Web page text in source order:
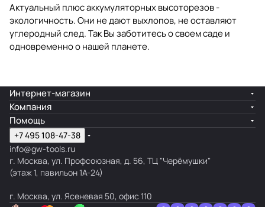
Актуальный плюс аккумуляторных высоторезов -
экологичность. Они не дают выхлопов, не оставляют
углеродный след. Так Вы заботитесь о своем саде и
одновременно о нашей планете.
Интернет-магазин
Компания
Помощь
+7 495 108-47-38
info@gw-tools.ru
г. Москва, ул. Профсоюзная, д. 56, ТЦ "Черёмушки"
(этаж 1, павильон 1А-24)
г. Москва, ул. Ясеневая 50, офис 110